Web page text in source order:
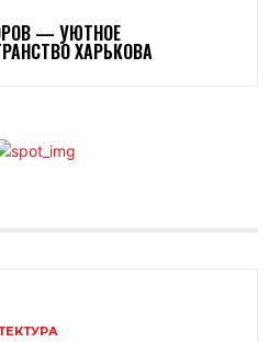
— УЮТНОЕ
ХАРЬКОВА